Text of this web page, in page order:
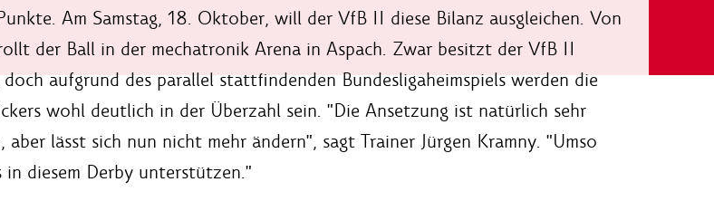
Am Samstag, 18. Oktober, will der VfB II diese Bilanz ausgleichen. Von
der Ball in der mechatronik Arena in Aspach. Zwar besitzt der VfB II
aufgrund des parallel stattfindenden Bundesligaheimspiels werden die
wohl deutlich in der Überzahl sein. "Die Ansetzung ist natürlich sehr
aber lässt sich nun nicht mehr ändern", sagt Trainer Jürgen Kramny. "Umso
in diesem Derby unterstützen."